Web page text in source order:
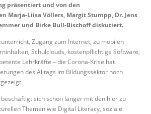
präsentiert und von den
Marja-Liisa Völlers, Margit Stumpp, Dr. Jens
und Birke Bull-Bischoff diskutiert.
Zugang zum Internet, zu mobilen
Schulclouds, kostenpflichtige Software,
Lehrkräfte – die Corona-Krise hat
des Alltags im Bildungssektor noch
sich schon länger mit den hier zu
Themen wie Digital Literacy, soziale